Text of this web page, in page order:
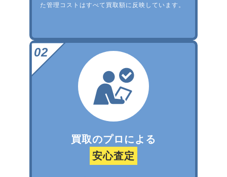
た管理コストはすべて買取額に反映しています。
買取のプロによる
安心査定